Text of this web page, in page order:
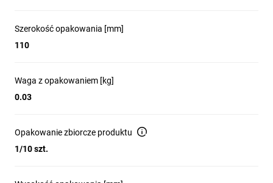
Szerokość opakowania [mm]
110
Waga z opakowaniem [kg]
0.03
Opakowanie zbiorcze produktu
1/10 szt.